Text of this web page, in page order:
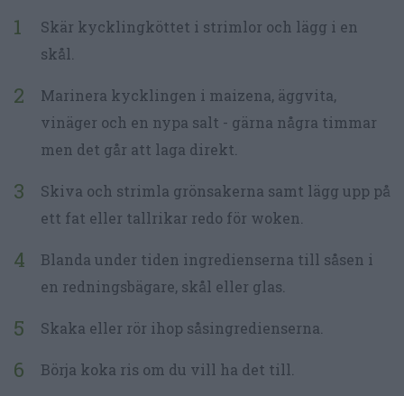
Skär kycklingköttet i strimlor och lägg i en
skål.
Marinera kycklingen i maizena, äggvita,
vinäger och en nypa salt - gärna några timmar
men det går att laga direkt.
Skiva och strimla grönsakerna samt lägg upp på
ett fat eller tallrikar redo för woken.
Blanda under tiden ingredienserna till såsen i
en redningsbägare, skål eller glas.
Skaka eller rör ihop såsingredienserna.
Börja koka ris om du vill ha det till.